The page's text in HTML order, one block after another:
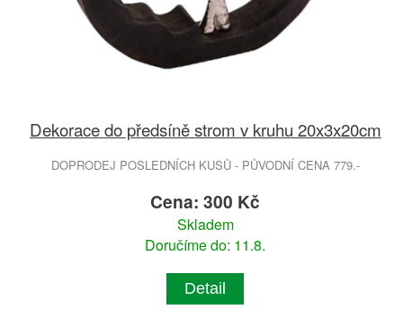
Dekorace do předsíně strom v kruhu 20x3x20cm
DOPRODEJ POSLEDNÍCH KUSŮ - PŮVODNÍ CENA 779.-
Cena: 300 Kč
Skladem
Doručíme do: 11.8.
Detail